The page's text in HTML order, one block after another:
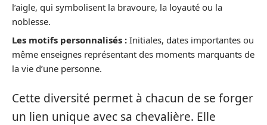
l’aigle, qui symbolisent la bravoure, la loyauté ou la
noblesse.
Les motifs personnalisés : Initiales, dates importantes ou
même enseignes représentant des moments marquants de
la vie d’une personne.
Cette diversité permet à chacun de se forger
un lien unique avec sa chevalière. Elle